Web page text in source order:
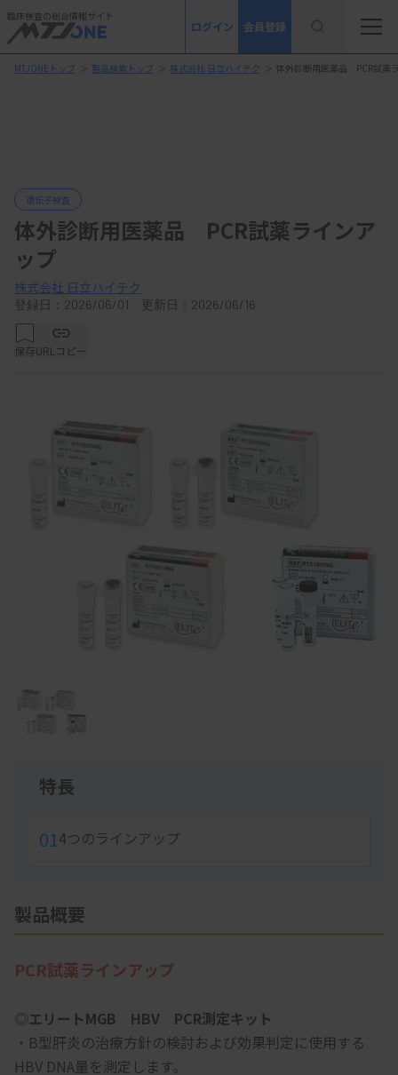
臨床検査の総合情報サイト
ログイン 会員登録
MTJONEトップ ＞ 製品検索トップ ＞ 株式会社 日立ハイテク ＞ 体外診断用医薬品 PCR試薬
遺伝子検査
体外診断用医薬品 PCR試薬ラインア
ップ
株式会社 日立ハイテク
登録日：2026/06/01 更新日：2026/06/16
保存URLコピー
特長
014つのラインアップ
製品概要
PCR試薬ラインアップ
◎エリートMGB　HBV　PCR測定キット
・B型肝炎の治療方針の検討および効果判定に使用する
HBV DNA量を測定します。